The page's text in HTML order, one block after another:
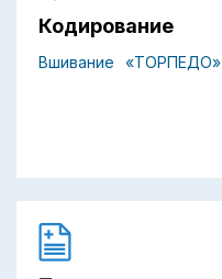
Кодирование
Вшивание «ТОРПЕДО»